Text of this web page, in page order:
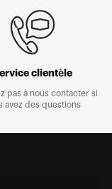
clientèle
pas à nous contacter si
avez des questions